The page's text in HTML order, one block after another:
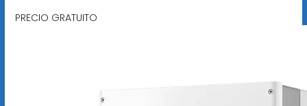
PRECIO GRATUITO